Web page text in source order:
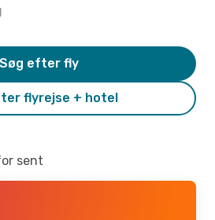
flyrejse + hotel
Søg efter fly
sent